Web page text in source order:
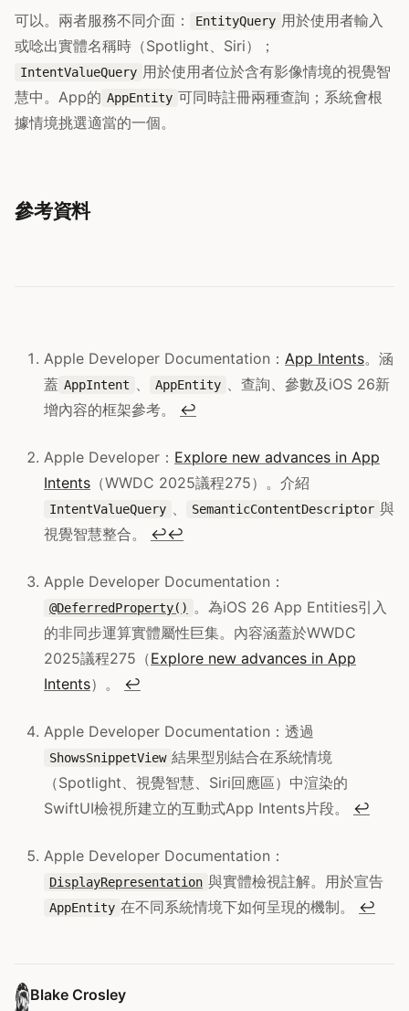
可以。兩者服務不同介面： EntityQuery 用於使用者輸入
或唸出實體名稱時（Spotlight、Siri）；
IntentValueQuery 用於使用者位於含有影像情境的視覺智
慧中。App的 AppEntity 可同時註冊兩種查詢；系統會根
據情境挑選適當的一個。
參考資料
Apple Developer Documentation： App Intents。涵
蓋 AppIntent AppEntity
、查詢、參數及iOS 26新
增內容的框架參考。 ↩
Apple Developer： Explore new advances in App
Intents （WWDC 2025議程275）。介紹
IntentValueQuery SemanticContentDescriptor 與
視覺智慧整合。 ↩↩
Apple Developer Documentation：
@DeferredProperty()
。為iOS 26 App Entities引入
的非同步運算實體屬性巨集。內容涵蓋於WWDC
2025議程275（Explore new advances in App
Intents）。 ↩
Apple Developer Documentation：透過
ShowsSnippetView 結果型別結合在系統情境
（Spotlight、視覺智慧、Siri回應區）中渲染的
SwiftUI檢視所建立的互動式App Intents片段。 ↩
Apple Developer Documentation：
DisplayRepresentation 與實體檢視註解。用於宣告
AppEntity 在不同系統情境下如何呈現的機制。 ↩
Blake Crosley